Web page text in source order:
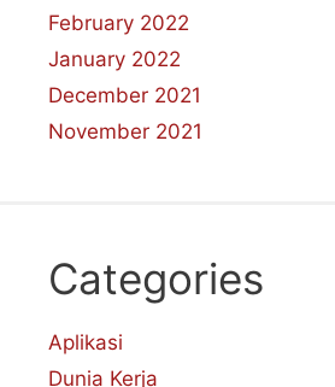
February 2022
January 2022
December 2021
November 2021
Categories
Aplikasi
Dunia Kerja